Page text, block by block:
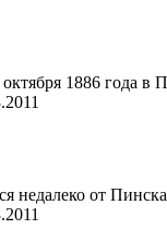
1886 года в
недалеко от